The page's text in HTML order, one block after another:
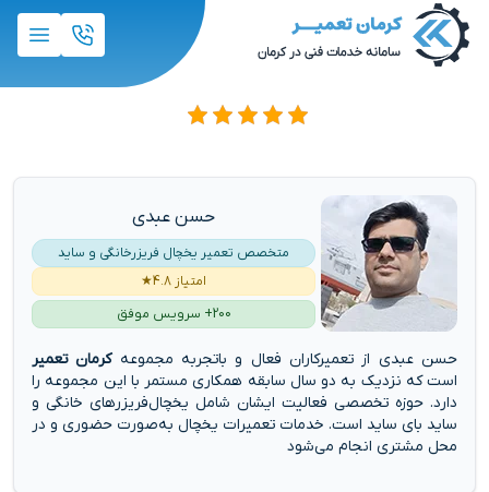
حسن عبدی
متخصص تعمیر یخچال فریزرخانگی و ساید
امتیاز 4.8★
200+ سرویس موفق
حسن عبدی از تعمیرکاران فعال و باتجربه مجموعهکرمان تعمیر
است که نزدیک به دو سال سابقه همکاری مستمر با این مجموعه را
دارد. حوزه تخصصی فعالیت ایشان شامل یخچال‌فریزرهای خانگی و
ساید بای ساید است. خدمات تعمیرات یخچال به‌صورت حضوری و در
محل مشتری انجام می‌شود